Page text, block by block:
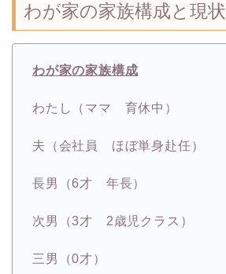
わが家の家族構成と現状
わが家の家族構成
わたし（ママ 育休中）
夫（会社員 ほぼ単身赴任）
長男（6才 年長）
次男（3才 2歳児クラス）
三男（0才）